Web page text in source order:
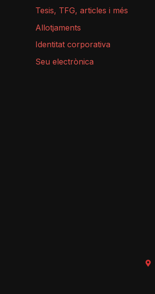
Tesis, TFG, articles i més
Allotjaments
Identitat corporativa
Seu electrònica